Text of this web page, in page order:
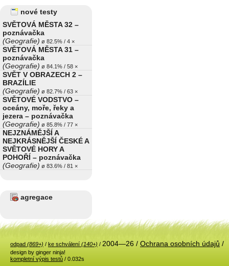
nové testy
SVĚTOVÁ MĚSTA 32 –
poznávačka
(Geografie) ø 82.5% / 4 ×
SVĚTOVÁ MĚSTA 31 –
poznávačka
(Geografie) ø 84.1% / 58 ×
SVĚT V OBRAZECH 2 –
BRAZÍLIE
(Geografie) ø 82.7% / 63 ×
SVĚTOVÉ VODSTVO –
oceány, moře, řeky a
jezera – poznávačka
(Geografie) ø 85.8% / 77 ×
NEJZNÁMĚJŠÍ A
NEJKRÁSNĚJŠÍ ČESKÉ A
SVĚTOVÉ HORY A
POHOŘÍ – poznávačka
(Geografie) ø 83.6% / 81 ×
agregace
odpad (869+) / ke schválení (140+) / 2004—26 / Ochrana osobních údajů /
design by ginger ninja!
kompletní výpis testů / 0.032s